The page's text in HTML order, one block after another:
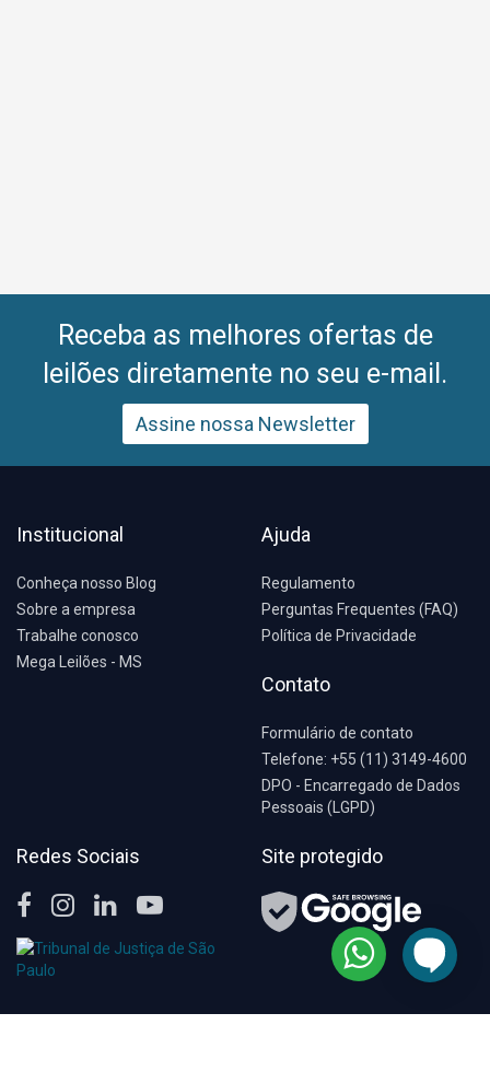
Receba as melhores ofertas de
leilões diretamente no seu e-mail.
Assine nossa Newsletter
Institucional
Conheça nosso Blog
Sobre a empresa
Trabalhe conosco
Mega Leilões - MS
Ajuda
Regulamento
Perguntas Frequentes (FAQ)
Política de Privacidade
Contato
Formulário de contato
Telefone: +55 (11) 3149-4600
DPO - Encarregado de Dados
Pessoais (LGPD)
Redes Sociais Site protegido